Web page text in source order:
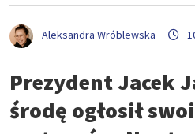
Aleksandra Wróblewska
Prezydent Jacek
środę ogłosił